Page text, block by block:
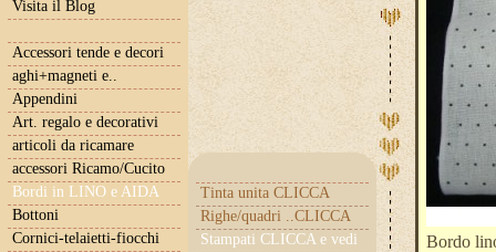
Visita il Blog
Accessori tende e decori
aghi+magneti e..
Appendini
Art. regalo e decorativi
articoli da ricamare
accessori Ricamo/Cucito
Bordi in LINO e AIDA
Tinta unita CLICCA
Righe/quadri ..CLICCA
Stampati CLICCA e vedi
Bottoni
Cornici-telaietti-fiocchi
Bordo